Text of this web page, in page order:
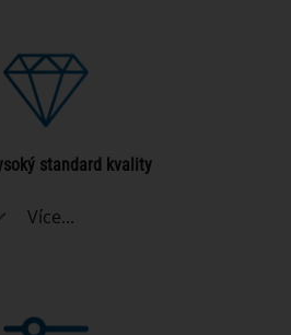
standard kvality
Více...